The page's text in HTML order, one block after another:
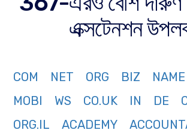
এক্সটেনশন
COM NET ORG BIZ NAME
MOBI
WS CO.UK IN DE
ORG.IL
ACADEMY